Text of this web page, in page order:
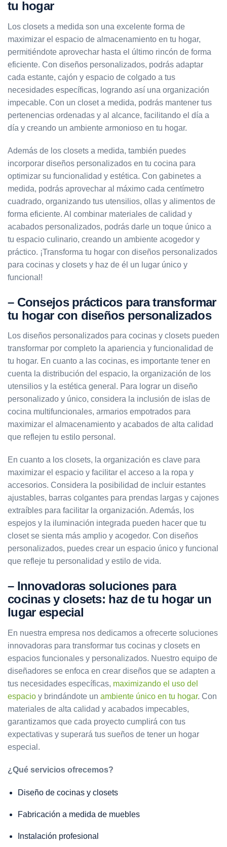
tu hogar
Los closets a medida son una excelente forma de
maximizar el espacio de almacenamiento en tu hogar,
permitiéndote aprovechar hasta el último rincón de forma
eficiente. Con diseños personalizados, podrás adaptar
cada estante, cajón y espacio de colgado a tus
necesidades específicas, logrando así una organización
impecable. Con un closet a medida, podrás mantener tus
pertenencias ordenadas y al alcance, facilitando el día a
día y creando un ambiente armonioso en tu hogar.
Además de los closets a medida, también puedes
incorporar diseños personalizados en tu cocina para
optimizar su funcionalidad y estética. Con gabinetes a
medida, podrás aprovechar al máximo cada centímetro
cuadrado, organizando tus utensilios, ollas y alimentos de
forma eficiente. Al combinar materiales de calidad y
acabados personalizados, podrás darle un toque único a
tu espacio culinario, creando un ambiente acogedor y
práctico. ¡Transforma tu hogar con diseños personalizados
para cocinas y closets y haz de él un lugar único y
funcional!
– Consejos prácticos para transformar
tu hogar con diseños personalizados
Los diseños personalizados para cocinas y closets pueden
transformar por completo la apariencia y funcionalidad de
tu hogar. En cuanto a las cocinas, es importante tener en
cuenta la distribución del espacio, la organización de los
utensilios y la estética general. Para lograr un diseño
personalizado y único, considera la inclusión de islas de
cocina multifuncionales, armarios empotrados para
maximizar el almacenamiento y acabados de alta calidad
que reflejen tu estilo personal.
En cuanto a los closets, la organización es clave para
maximizar el espacio y facilitar el acceso a la ropa y
accesorios. Considera la posibilidad de incluir estantes
ajustables, barras colgantes para prendas largas y cajones
extraíbles para facilitar la organización. Además, los
espejos y la iluminación integrada pueden hacer que tu
closet se sienta más amplio y acogedor. Con diseños
personalizados, puedes crear un espacio único y funcional
que refleje tu personalidad y estilo de vida.
– Innovadoras soluciones para
cocinas y closets: haz de tu hogar un
lugar especial
En nuestra empresa nos dedicamos a ofrecerte soluciones
innovadoras para transformar tus cocinas y closets en
espacios funcionales y personalizados. Nuestro equipo de
diseñadores se enfoca en crear diseños que se adapten a
tus necesidades específicas, maximizando el uso del
espacio y brindándote un ambiente único en tu hogar. Con
materiales de alta calidad y acabados impecables,
garantizamos que cada proyecto cumplirá con tus
expectativas y superará tus sueños de tener un hogar
especial.
¿Qué servicios ofrecemos?
Diseño de cocinas y closets
Fabricación a medida de muebles
Instalación profesional